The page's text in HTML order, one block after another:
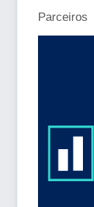
Parceiros